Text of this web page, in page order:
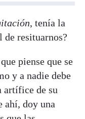
, tenía la
de resituarnos?
piense que se
y a nadie debe
artífice de su
ahí, doy una